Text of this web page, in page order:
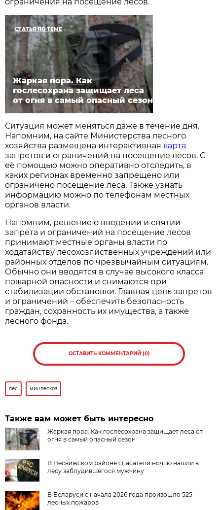
СТАТЬЯ ПО ТЕМЕ
Жаркая пора. Как
гослесохрана защищает леса
от огня в самый опасный сезон
Ситуация может меняться даже в течение дня.
Напомним, на сайте Министерства лесного
хозяйства размещена интерактивная карта
запретов и ограничений на посещение лесов. С
её помощью можно оперативно отследить, в
каких регионах временно запрещено или
ограничено посещение леса. Также узнать
информацию можно по телефонам местных
органов власти.
Напомним, решение о введении и снятии
запрета и ограничений на посещение лесов
принимают местные органы власти по
ходатайству лесохозяйственных учреждений или
районных отделов по чрезвычайным ситуациям.
Обычно они вводятся в случае высокого класса
пожарной опасности и снимаются при
стабилизации обстановки. Главная цель запретов
и ограничений – обеспечить безопасность
граждан, сохранность их имущества, а также
лесного фонда.
ОСТАВИТЬ КОММЕНТАРИЙ (0)
лес минлесхоз
Также вам может быть интересно
Жаркая пора. Как гослесохрана защищает леса от
огня в самый опасный сезон
В Несвижском районе спасатели ночью нашли в
лесу заблудившегося мужчину
В Беларуси с начала 2026 года произошло 525
лесных пожаров